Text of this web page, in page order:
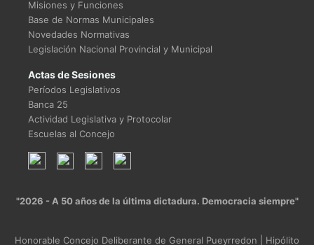
Misiones y Funciones
Base de Normas Municipales
Novedades Normativas
Legislación Nacional Provincial y Municipal
Actas de Sesiones
Períodos Legislativos
Banca 25
Actividad Legislativa y Protocolar
Escuelas al Concejo
"2026 - A 50 años de la última dictadura. Democracia siempre"
Honorable Concejo Deliberante de General Pueyrredon | Hipólito